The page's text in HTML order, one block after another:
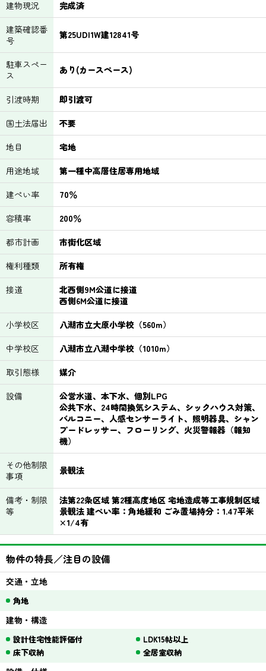
建物現況
完成済
建築確認番
号
第25UDI1W建12841号
駐車スペー
ス
あり(カースペース)
引渡時期
即引渡可
国土法届出
不要
地目
宅地
用途地域
第一種中高層住居専用地域
建ぺい率
70％
容積率
200％
都市計画
市街化区域
権利種類
所有権
接道
北西側9M公道に接道
西側6M公道に接道
小学校区
八潮市立大原小学校（560m）
中学校区
八潮市立八潮中学校（1010m）
取引態様
媒介
設備
公営水道、本下水、個別LPG
公共下水、24時間換気システム、シックハウス対策、
バルコニー、人感センサーライト、照明器具、シャン
プードレッサー、フローリング、火災警報器（報知
機）
その他制限
事項
景観法
備考・制限
等
法第22条区域 第2種高度地区 宅地造成等工事規制区域
景観法 建ぺい率：角地緩和 ごみ置場持分：1.47平米
×1/4有
物件の特長／注目の設備
交通・立地
角地
建物・構造
設計住宅性能評価付
LDK15帖以上
床下収納
全居室収納